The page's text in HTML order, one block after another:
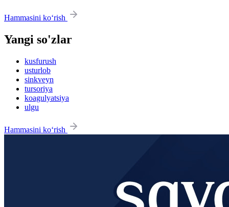
Hammasini ko‘rish
Yangi so'zlar
kusfurush
usturlob
sinkveyn
tursoriya
koagulyatsiya
ulgu
Hammasini ko‘rish